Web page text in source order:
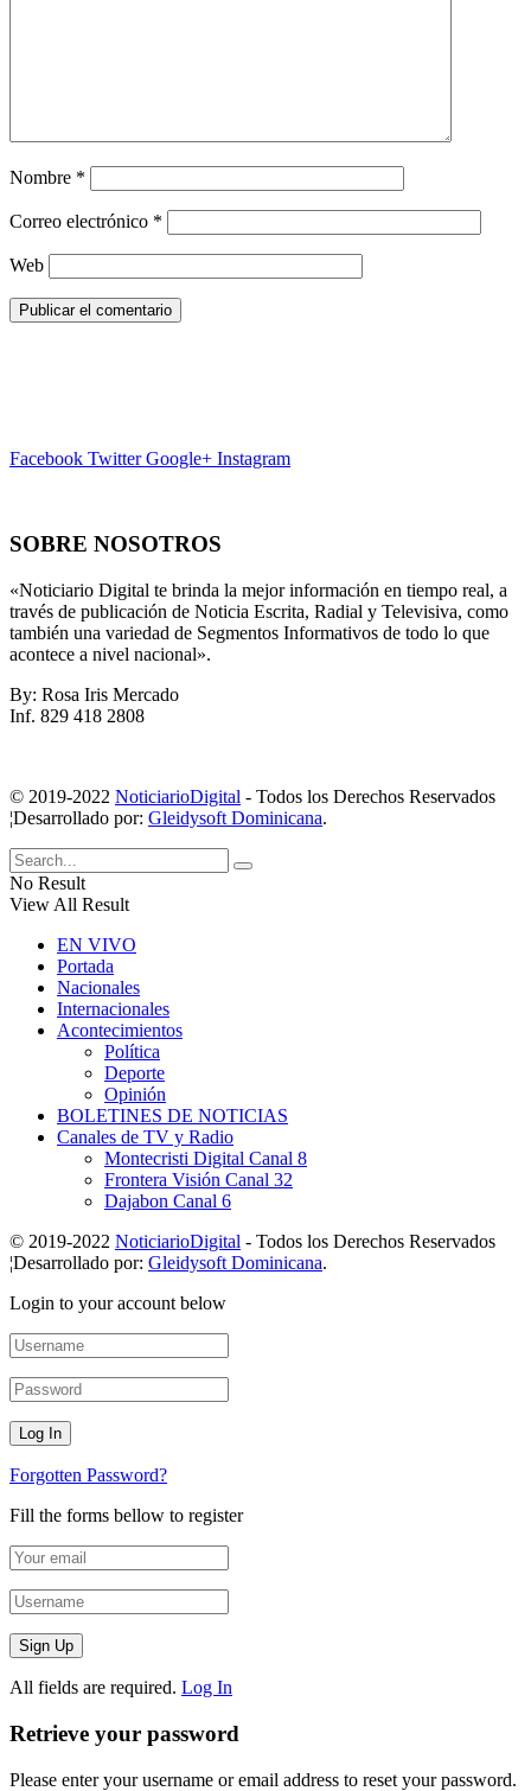
Nombre *
Correo electrónico *
Web
Facebook Twitter Google+ Instagram
SOBRE NOSOTROS
«Noticiario Digital te brinda la mejor información en tiempo real, a
través de publicación de Noticia Escrita, Radial y Televisiva, como
también una variedad de Segmentos Informativos de todo lo que
acontece a nivel nacional».
By: Rosa Iris Mercado
Inf. 829 418 2808
© 2019-2022 NoticiarioDigital - Todos los Derechos Reservados
¦Desarrollado por: Gleidysoft Dominicana.
No Result
View All Result
EN VIVO
Portada
Nacionales
Internacionales
Acontecimientos
Política
Deporte
Opinión
BOLETINES DE NOTICIAS
Canales de TV y Radio
Montecristi Digital Canal 8
Frontera Visión Canal 32
Dajabon Canal 6
© 2019-2022 NoticiarioDigital - Todos los Derechos Reservados
¦Desarrollado por: Gleidysoft Dominicana.
Login to your account below
Forgotten Password?
Fill the forms bellow to register
All fields are required. Log In
Retrieve your password
Please enter your username or email address to reset your password.